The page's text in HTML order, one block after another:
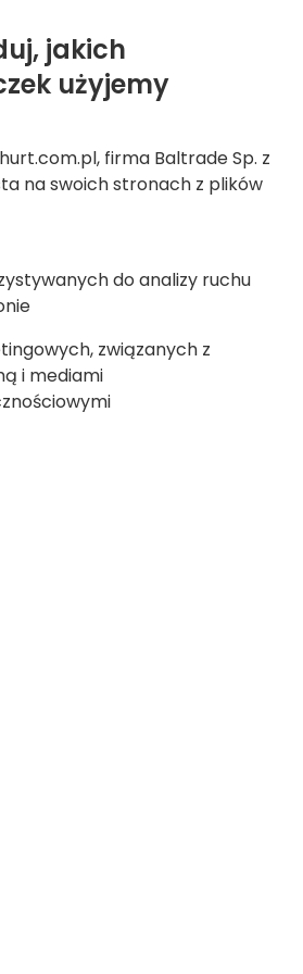
jakich
użyjemy
firma Baltrade Sp. z
na swoich stronach z plików
do analizy ruchu
związanych z
i mediami